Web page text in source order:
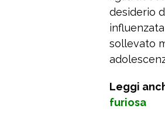
desiderio
sollevato
Leggi
furiosa